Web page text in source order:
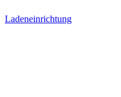
Ladeneinrichtung